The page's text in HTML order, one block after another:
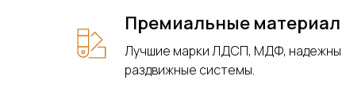
Премиальные
Лучшие марки ЛДСП, МДФ,
раздвижные системы.